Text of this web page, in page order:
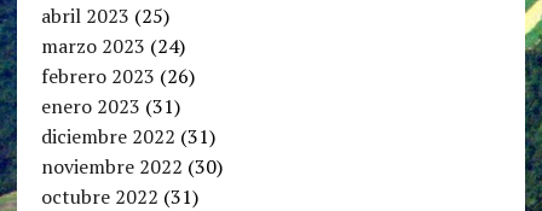
abril 2023 (25)
marzo 2023 (24)
febrero 2023 (26)
enero 2023 (31)
diciembre 2022 (31)
noviembre 2022 (30)
octubre 2022 (31)